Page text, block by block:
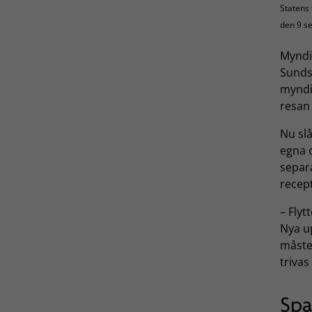
Statens
den 9
Nu
egna
–
Nya
trivas